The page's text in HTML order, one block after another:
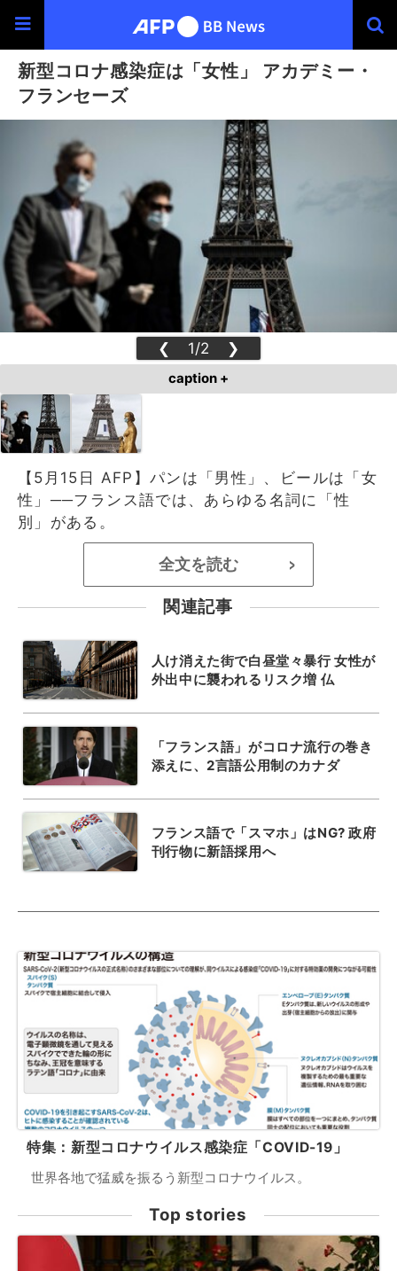
新型コロナ感染症は「女性」 アカデミー・
フランセーズ
❮ 1/2 ❯
caption +
【5月15日 AFP】パンは「男性」、ビールは「女
性」──フランス語では、あらゆる名詞に「性
別」がある。
全文を読む >
関連記事
人け消えた街で白昼堂々暴行 女性が
外出中に襲われるリスク増 仏
「フランス語」がコロナ流行の巻き
添えに、2言語公用制のカナダ
フランス語で「スマホ」はNG? 政府
刊行物に新語採用へ
特集：新型コロナウイルス感染症「COVID-19」
世界各地で猛威を振るう新型コロナウイルス。
Top stories